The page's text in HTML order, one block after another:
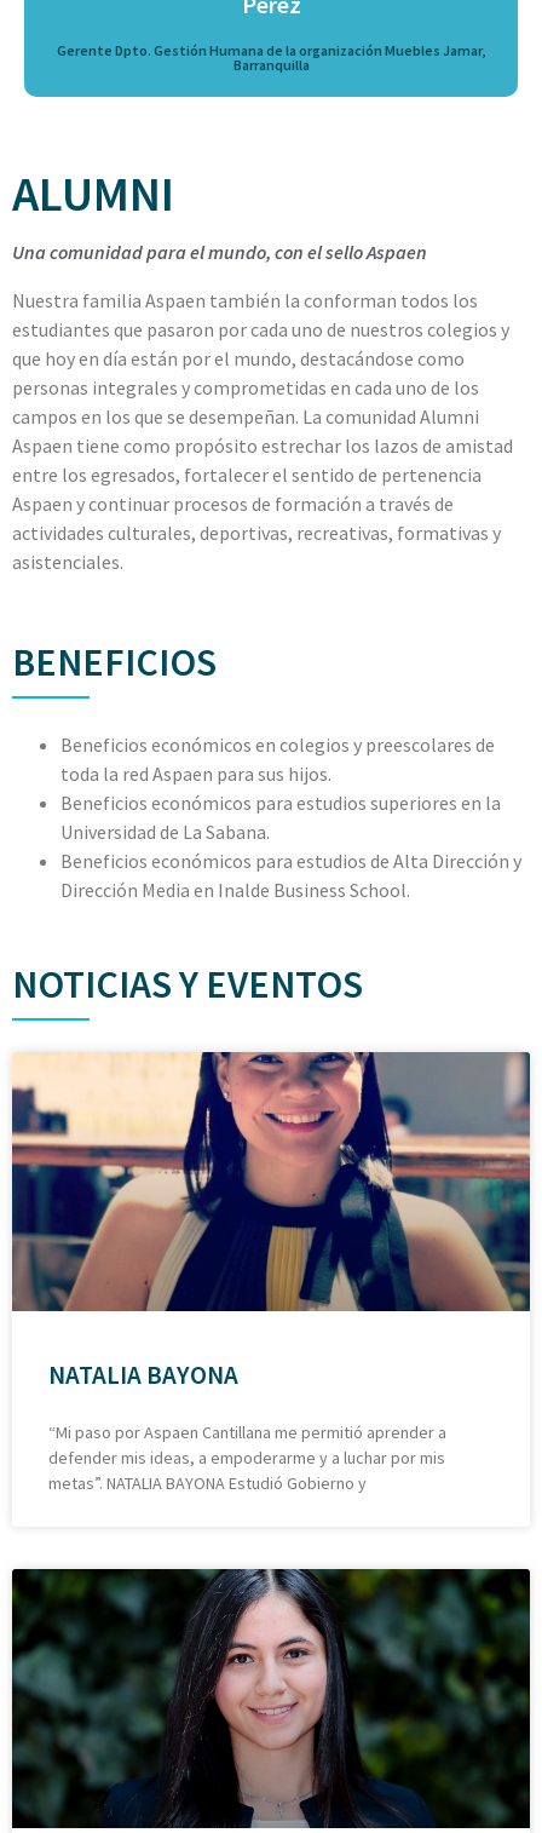
Gerente Dpto. Gestión Humana de la organización Muebles Jamar,
Barranquilla
ALUMNI
Una comunidad para el mundo, con el sello Aspaen
Nuestra familia Aspaen también la conforman todos los
estudiantes que pasaron por cada uno de nuestros colegios y
que hoy en día están por el mundo, destacándose como
personas integrales y comprometidas en cada uno de los
campos en los que se desempeñan. La comunidad Alumni
Aspaen tiene como propósito estrechar los lazos de amistad
entre los egresados, fortalecer el sentido de pertenencia
Aspaen y continuar procesos de formación a través de
actividades culturales, deportivas, recreativas, formativas y
asistenciales.
BENEFICIOS
Beneficios económicos en colegios y preescolares de
toda la red Aspaen para sus hijos.
Beneficios económicos para estudios superiores en la
Universidad de La Sabana.
Beneficios económicos para estudios de Alta Dirección y
Dirección Media en Inalde Business School.
NOTICIAS Y EVENTOS
NATALIA BAYONA
“Mi paso por Aspaen Cantillana me permitió aprender a
defender mis ideas, a empoderarme y a luchar por mis
metas”. NATALIA BAYONA Estudió Gobierno y